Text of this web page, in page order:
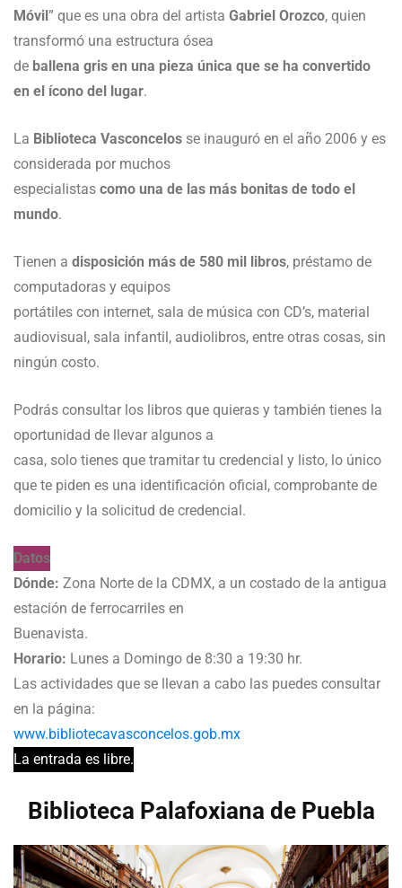
Móvil” que es una obra del artista Gabriel Orozco, quien
transformó una estructura ósea
de ballena gris en una pieza única que se ha convertido
en el ícono del lugar.
La Biblioteca Vasconcelos se inauguró en el año 2006 y es
considerada por muchos
especialistas como una de las más bonitas de todo el
mundo.
Tienen a disposición más de 580 mil libros, préstamo de
computadoras y equipos
portátiles con internet, sala de música con CD’s, material
audiovisual, sala infantil, audiolibros, entre otras cosas, sin
ningún costo.
Podrás consultar los libros que quieras y también tienes la
oportunidad de llevar algunos a
casa, solo tienes que tramitar tu credencial y listo, lo único
que te piden es una identificación oficial, comprobante de
domicilio y la solicitud de credencial.
Datos
Dónde: Zona Norte de la CDMX, a un costado de la antigua
estación de ferrocarriles en
Buenavista.
Horario: Lunes a Domingo de 8:30 a 19:30 hr.
Las actividades que se llevan a cabo las puedes consultar
en la página:
www.bibliotecavasconcelos.gob.mx
La entrada es libre.
Biblioteca Palafoxiana de Puebla